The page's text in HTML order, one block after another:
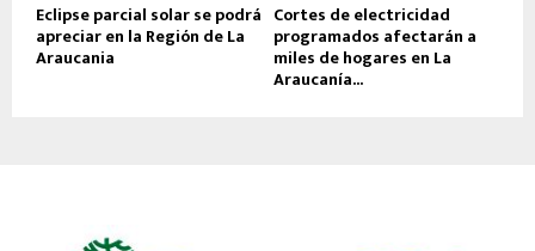
Eclipse parcial solar se podrá
apreciar en la Región de La
Araucania
Cortes de electricidad
programados afectarán a
miles de hogares en La
Araucanía...